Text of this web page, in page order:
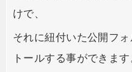
けで、
それに紐付いた公開フ
トールする事ができます